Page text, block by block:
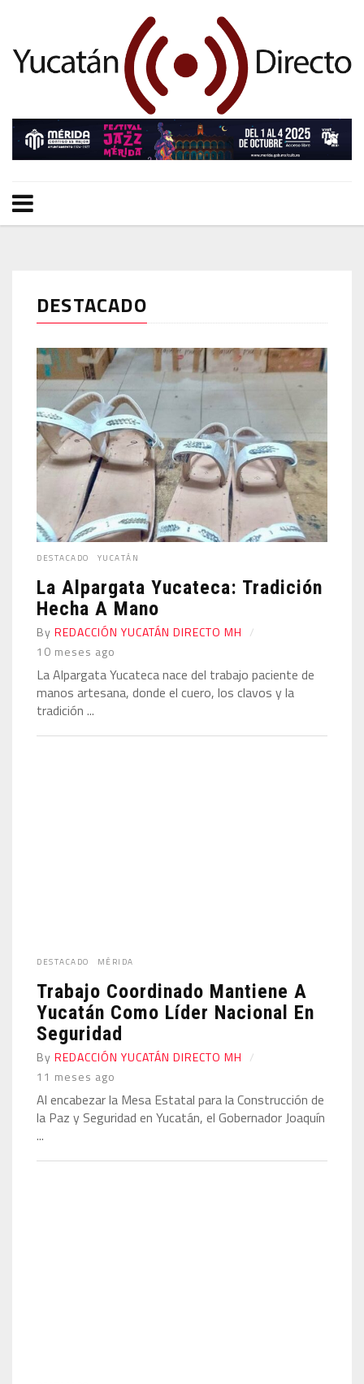
DESTACADO
DESTACADO YUCATÁN
La Alpargata Yucateca: Tradición
Hecha A Mano
By REDACCIÓN YUCATÁN DIRECTO MH
10 meses ago
La Alpargata Yucateca nace del trabajo paciente de
manos artesana, donde el cuero, los clavos y la
tradición ...
DESTACADO MÉRIDA
Trabajo Coordinado Mantiene A
Yucatán Como Líder Nacional En
Seguridad
By REDACCIÓN YUCATÁN DIRECTO MH
11 meses ago
Al encabezar la Mesa Estatal para la Construcción de
la Paz y Seguridad en Yucatán, el Gobernador Joaquín
...